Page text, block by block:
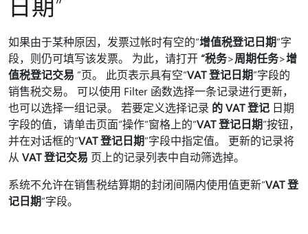
如果由于某种原因，发票过帐时有空的“增值税登记日期”字
段，则仍可填写该发票。 为此，请打开“税务>周期任务>增
值税登记交易 ”页。 此页表示具有空“VAT 登记日期”字段的
销售税交易。 可以使用 Filter 函数选择一条记录进行更新，
也可以选择一组记录。 若要定义选择记录 的 VAT 登记 日期
字段的值，请单击页面“操作”窗格上的“VAT 登记日期”按钮，
并在对话框的“VAT 登记日期”字段中指定值。 更新的记录将
从 VAT 登记交易 页上的记录列表中自动筛选掉。
系统不允许在销售税结算期的封闭间隔内使用值更新“VAT 登
记日期”字段。